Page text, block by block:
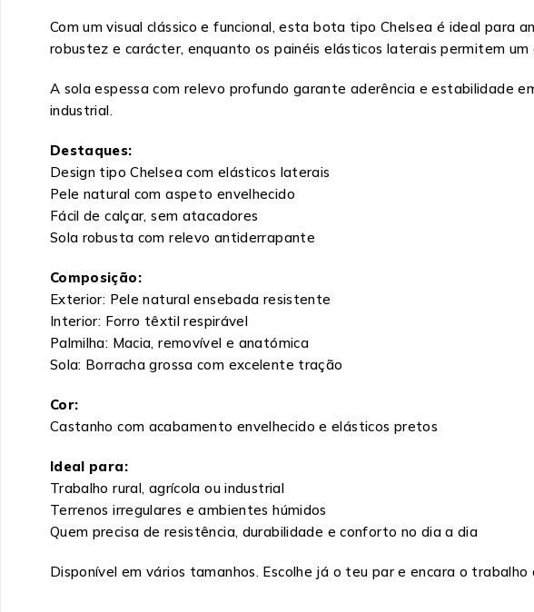
Com um visual clássico e funcional, esta bota tipo Chelsea é ideal
robustez e carácter, enquanto os painéis elásticos laterais permitem um
A sola espessa com relevo profundo garante aderência e estabilidade
industrial.
Destaques:
Design tipo Chelsea com elásticos laterais
Pele natural com aspeto envelhecido
Fácil de calçar, sem atacadores
Sola robusta com relevo antiderrapante
Composição:
Exterior: Pele natural ensebada resistente
Interior: Forro têxtil respirável
Palmilha: Macia, removível e anatómica
Sola: Borracha grossa com excelente tração
Cor:
Castanho com acabamento envelhecido e elásticos pretos
Ideal para:
Trabalho rural, agrícola ou industrial
Terrenos irregulares e ambientes húmidos
Quem precisa de resistência, durabilidade e conforto no dia a dia
Disponível em vários tamanhos. Escolhe já o teu par e encara o